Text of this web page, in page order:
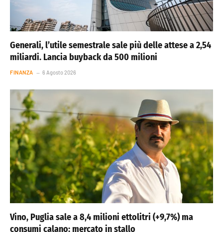
Generali, l’utile semestrale sale più delle attese a 2,54
miliardi. Lancia buyback da 500 milioni
FINANZA 6 Agosto 2026
Vino, Puglia sale a 8,4 milioni ettolitri (+9,7%) ma
consumi calano: mercato in stallo